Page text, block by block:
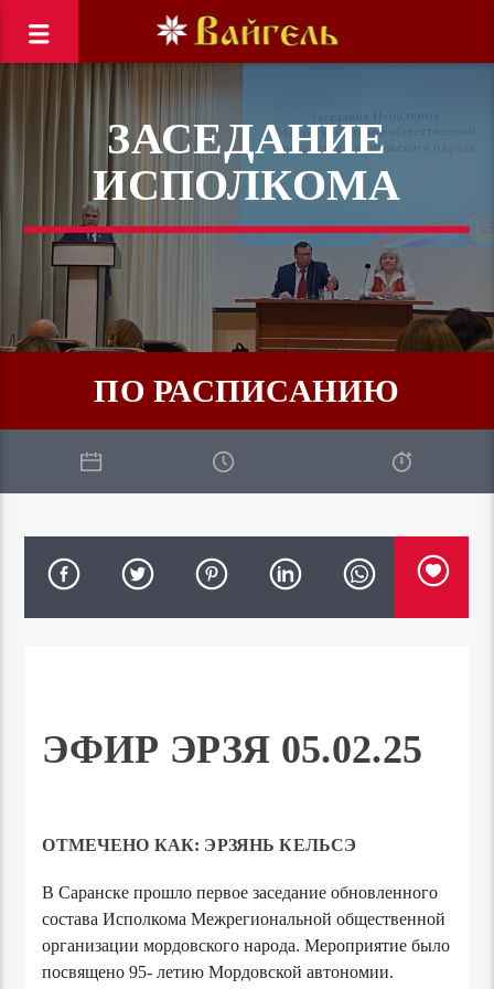
ЗАСЕДАНИЕ
ИСПОЛКОМА
ПО РАСПИСАНИЮ
ЭФИР ЭРЗЯ 05.02.25
ОТМЕЧЕНО КАК: ЭРЗЯНЬ КЕЛЬСЭ
В Саранске прошло первое заседание обновленного
состава Исполкома Межрегиональной общественной
организации мордовского народа. Мероприятие было
посвящено 95- летию Мордовской автономии.